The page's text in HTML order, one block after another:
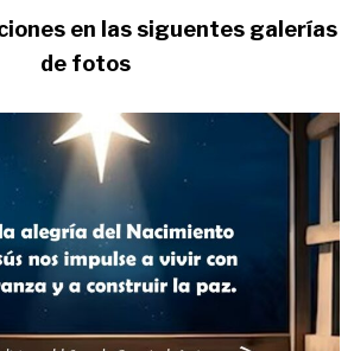
en las siguentes galerías
de fotos